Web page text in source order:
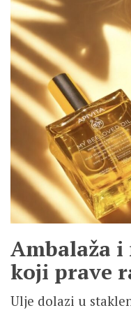
Ambalaža
koji prave
Ulje dolazi u